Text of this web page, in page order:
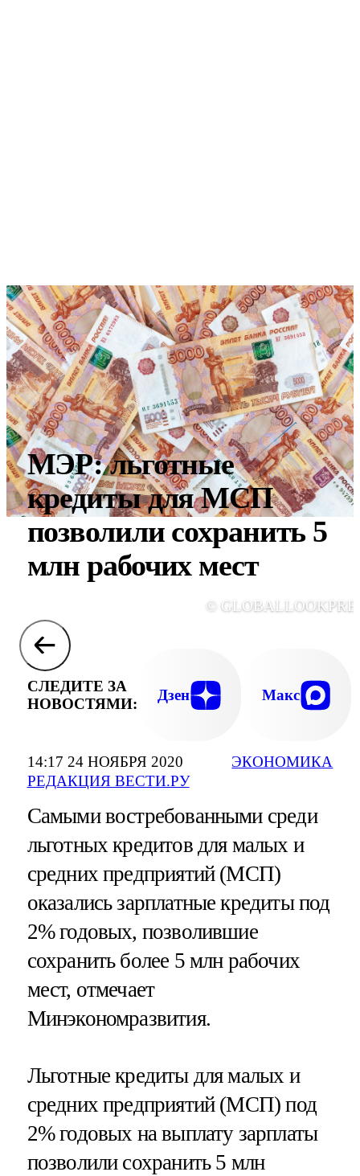
14:17 24 НОЯБРЯ 2020
РЕДАКЦИЯ ВЕСТИ.РУ
ЭКОНОМИКА
МЭР: льготные
кредиты для МСП
позволили сохранить 5
млн рабочих мест
©
СЛЕДИТЕ ЗА
НОВОСТЯМИ:
Дзен Макс
Самыми востребованными среди
льготных кредитов для малых и
средних предприятий (МСП)
оказались зарплатные кредиты под
2% годовых, позволившие
сохранить более 5 млн рабочих
мест, отмечает
Минэкономразвития.
Льготные кредиты для малых и
средних предприятий (МСП) под
2% годовых на выплату зарплаты
позволили сохранить 5 млн